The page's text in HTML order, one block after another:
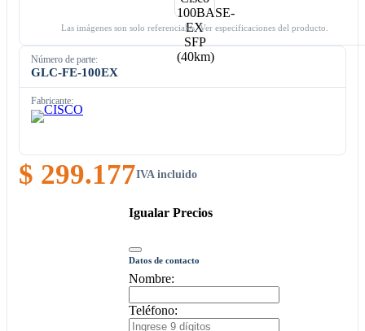
Las imágenes son solo referenciales. Ver especificaciones del producto.
Número de parte:
GLC-FE-100EX
Fabricante:
$ 299.177IVA incluido
Igualar Precios
Datos de contacto
Nombre:
Teléfono: